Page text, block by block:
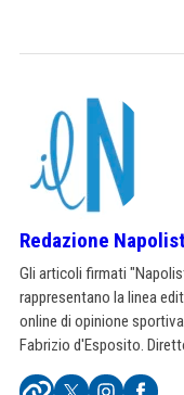
Redazione
Gli articoli firmati
rappresentano la linea
online di opinione
Fabrizio d'Esposito.